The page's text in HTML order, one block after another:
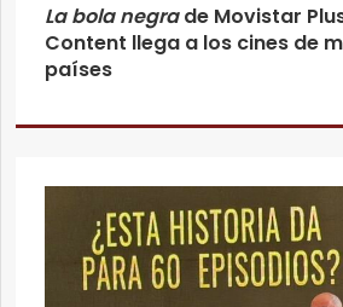
La bola negrade Movistar
Content llega a los cines de
países